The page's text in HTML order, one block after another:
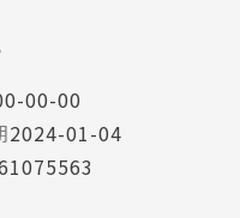
00-00
2024-01-04